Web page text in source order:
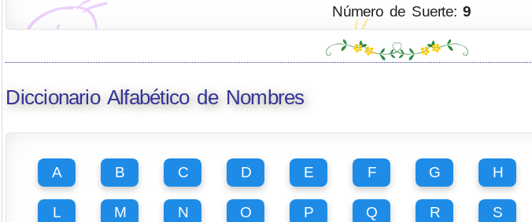
Número de Suerte:9
Diccionario Alfabético de Nombres
A B C D E F G H
L M N O P Q R S